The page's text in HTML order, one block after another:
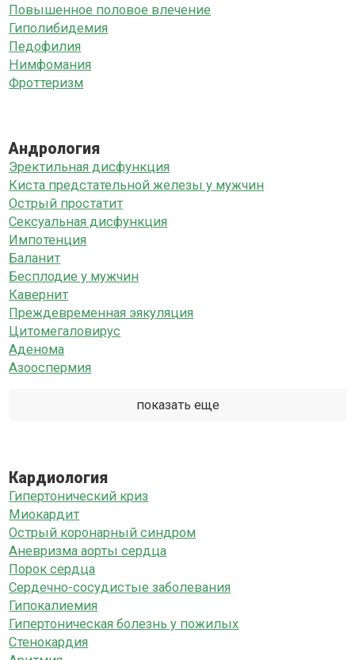
Повышенное половое влечение
Гиполибидемия
Педофилия
Нимфомания
Фроттеризм
Андрология
Эректильная дисфункция
Киста предстательной железы у мужчин
Острый простатит
Сексуальная дисфункция
Импотенция
Баланит
Бесплодие у мужчин
Кавернит
Преждевременная эякуляция
Цитомегаловирус
Аденома
Азооспермия
показать еще
Кардиология
Гипертонический криз
Миокардит
Острый коронарный синдром
Аневризма аорты сердца
Порок сердца
Сердечно-сосудистые заболевания
Гипокалиемия
Гипертоническая болезнь у пожилых
Стенокардия